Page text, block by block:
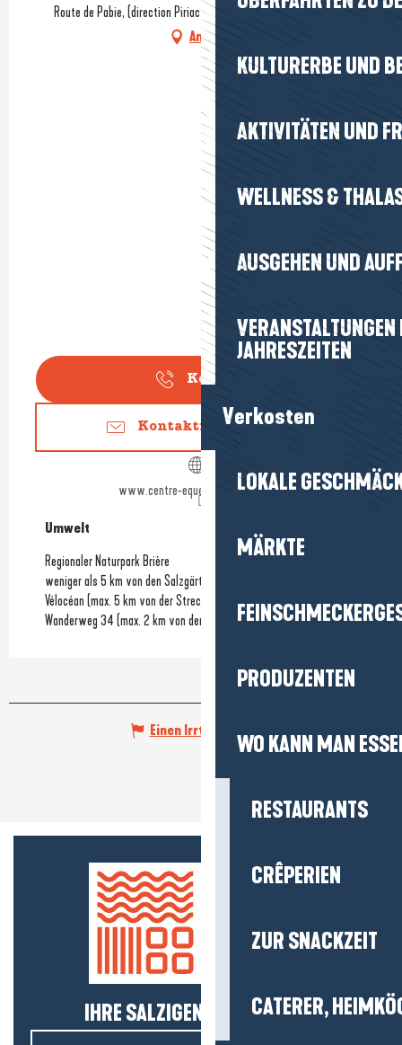
KULTURERBE UND
AKTIVITÄTEN UND
WELLNESS &
AUSGEHEN UND
JAHRESZEITEN
Verkosten
LOKALE
MÄRKTE
PRODUZENTEN
WO KANN MAN
RESTAURANTS
CRÊPERIEN
ZUR SNACKZEIT
CATERER,
Route de Pabie, (direction Piriac par les terres), 44420 Mesquer
Anfahrt
Kontakt
Kontaktieren Sie uns
www.centre-equestre-du-bel-air.fr
Umwelt
Umwelt
Regionaler Naturpark Brière
weniger als 5 km von den Salzgärten entfernt
Vélocéan (max. 5 km von der Strecke entfernt)
Wanderweg 34 (max. 2 km von der Strecke entfernt)
Einen Irrtum angeben
IHRE SALZIGEN NEUIGKEITEN!